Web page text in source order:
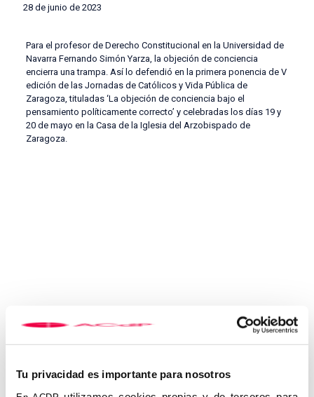
Tu privacidad es importante para nosotros
28 de junio de 2023
Para el profesor de Derecho Constitucional en la Universidad de
Navarra Fernando Simón Yarza, la objeción de conciencia
encierra una trampa. Así lo defendió en la primera ponencia de V
edición de las Jornadas de Católicos y Vida Pública de
Zaragoza, tituladas ‘La objeción de conciencia bajo el
pensamiento políticamente correcto’ y celebradas los días 19 y
20 de mayo en la Casa de la Iglesia del Arzobispado de
Zaragoza.
de la ACdP, Antonio Ferrer, que hizo referencia a una “catarata
legislativa”, hablando de las nuevas leyes del aborto o la
citó como problemas fundamentales el hecho de que solo se